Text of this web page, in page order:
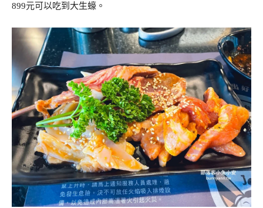
899元可以吃到大生蠔。